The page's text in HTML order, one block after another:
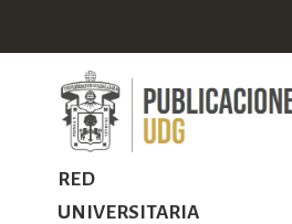
RED
UNIVERSITARIA